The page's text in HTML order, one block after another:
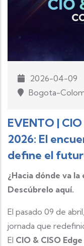
2026-04-09
Bogota-
EVENTO |
2026: El
define el
¿Hacia dónde va
Descúbrelo aquí.
El pasado 09 de
jornada que
El CIO & CISO